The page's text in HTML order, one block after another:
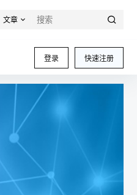
文章
登录 快速注册